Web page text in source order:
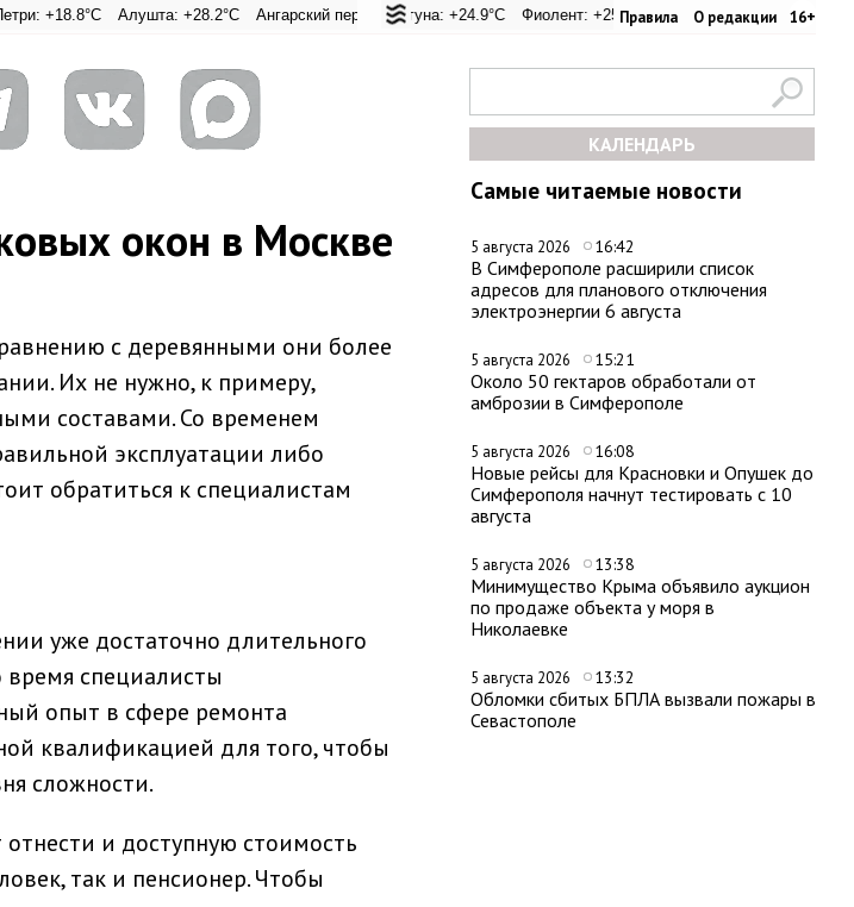
Правила О редакции 16+
Адмиральская Лагуна: +24.9°C Фиолент: +25.6°C Казачья бухта: +25.4°C
Алушта: +28.2°C Ангарский перевал: +20.8°C Евпатория: +22.1°C Керчь: +28°C Никитский сад: +26°C
КАЛЕНДАРЬ
Самые читаемые новости
5 августа 2026 16:42
В Симферополе расширили список
адресов для планового отключения
электроэнергии 6 августа
5 августа 2026 15:21
Около 50 гектаров обработали от
амброзии в Симферополе
5 августа 2026 16:08
Новые рейсы для Красновки и Опушек до
Симферополя начнут тестировать с 10
августа
5 августа 2026 13:38
Минимущество Крыма объявило аукцион
по продаже объекта у моря в
Николаевке
5 августа 2026 13:32
Обломки сбитых БПЛА вызвали пожары в
Севастополе
окон в Москве
с деревянными они более
Их не нужно, к примеру,
составами. Со временем
эксплуатации либо
обратиться к специалистам
уже достаточно длительного
время специалисты
опыт в сфере ремонта
квалификацией для того, чтобы
сложности.
и доступную стоимость
так и пенсионер. Чтобы